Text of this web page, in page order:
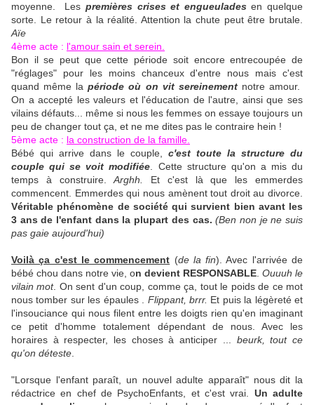
moyenne. Les premières crises et engueuladesen quelque
sorte. Le retour à la réalité. Attention la chute peut être brutale.
Aïe
4ème acte : l'amour sain et serein.
Bon il se peut que cette période soit encore entrecoupée de
"réglages" pour les moins chanceux d'entre nous mais c'est
quand même lapériode où on vit sereinementnotre amour.
On a accepté les valeurs et l'éducation de l'autre, ainsi que ses
vilains défauts... même si nous les femmes on essaye toujours un
peu de changer tout ça, et ne me dites pas le contraire hein !
5ème acte : la construction de la famille.
Bébé qui arrive dans le couple, c'est toute la structure du
couple qui se voit modifiée . Cette structure qu'on a mis du
temps à construire.Arghh.
Et c'est là que les emmerdes
commencent. Emmerdes qui nous amènent tout droit au divorce.
Véritable phénomène de société qui survient bien avant les
3 ans de l'enfant dans la plupart des cas. (Ben non je ne suis
pas gaie aujourd'hui)
Voilà ça c'est le commencement (de la fin). Avec l'arrivée de
bébé chou dans notre vie, on devient RESPONSABLE Ouuuh le
vilain mot. On sent d'un coup, comme ça, tout le poids de ce mot
nous tomber sur les épaules . Flippant, brrr. Et puis la légèreté et
l'insouciance qui nous filent entre les doigts rien qu'en imaginant
ce petit d'homme totalement dépendant de nous. Avec les
horaires à respecter, les choses à anticiper ... beurk, tout ce
qu'on déteste
"Lorsque l'enfant paraît, un nouvel adulte apparaît" nous dit la
rédactrice en chef de PsychoEnfants, et c'est vrai. Un adulte